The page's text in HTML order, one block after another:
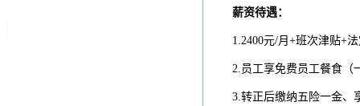
薪资待遇：
1.2400元/月+班次津贴+
2.员工享免费员工餐食（
3.转正后缴纳五险一金、